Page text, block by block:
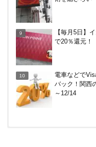
【毎月5日】
で20％還元！
電車などで
バック！関西
～12/14